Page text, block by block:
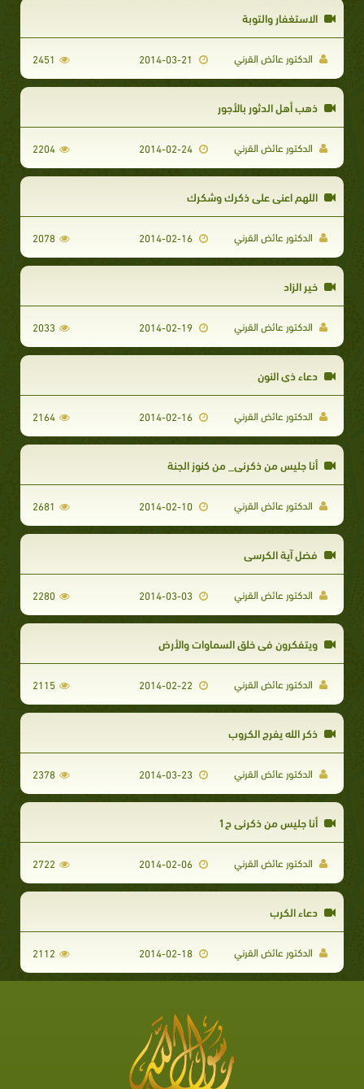
الاستغفار والتوبة
الدكتور عائض القرني 2451
ذهب أهل الدثور بالأجور
الدكتور عائض القرني 2204
اللهم اعني على ذكرك وشكرك
الدكتور عائض القرني 2078
خير الزاد
الدكتور عائض القرني 2033
دعاء ذي النون
الدكتور عائض القرني 2164
أنا جليس من ذكرني_ من كنوز الجنة
الدكتور عائض القرني 2681
فضل آية الكرسي
الدكتور عائض القرني 2280
ويتفكرون في خلق السماوات والأرض
الدكتور عائض القرني 2115
ذكر الله يفرج الكروب
الدكتور عائض القرني 2378
أنا جليس من ذكرني ح1
الدكتور عائض القرني 2722
دعاء الكرب
الدكتور عائض القرني 2112